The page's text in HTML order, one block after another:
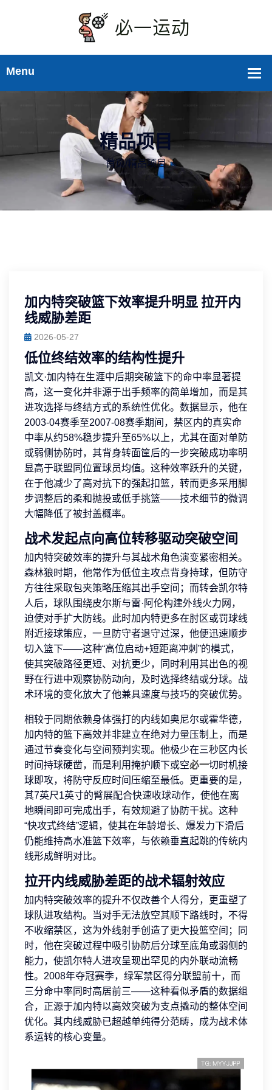
精品项目
首页/精品项目
加内特突破篮下效率提升明显 拉开内
线威胁差距
2026-05-27
低位终结效率的结构性提升
凯文·加内特在生涯中后期突破篮下的命中率显著提
高，这一变化并非源于出手频率的简单增加，而是其
进攻选择与终结方式的系统性优化。数据显示，他在
2003-04赛季至2007-08赛季期间，禁区内的真实命
中率从约58%稳步提升至65%以上，尤其在面对单防
或弱侧协防时，其背身转面筐后的一步突破成功率明
显高于联盟同位置球员均值。这种效率跃升的关键，
在于他减少了高对抗下的强起扣篮，转而更多采用脚
步调整后的柔和抛投或低手挑篮——技术细节的微调
大幅降低了被封盖概率。
战术发起点向高位转移驱动突破空间
加内特突破效率的提升与其战术角色演变紧密相关。
森林狼时期，他常作为低位主攻点背身持球，但防守
方往往采取包夹策略压缩其出手空间；而转会凯尔特
人后，球队围绕皮尔斯与雷·阿伦构建外线火力网，
迫使对手扩大防线。此时加内特更多在肘区或罚球线
附近接球策应，一旦防守者退守过深，他便迅速顺步
切入篮下——这种“高位启动+短距离冲刺”的模式，
使其突破路径更短、对抗更少，同时利用其出色的视
野在行进中观察协防动向，及时选择终结或分球。战
术环境的变化放大了他兼具速度与技巧的突破优势。
相较于同期依赖身体强打的内线如奥尼尔或霍华德，
加内特的篮下高效并非建立在绝对力量压制上，而是
通过节奏变化与空间预判实现。他极少在三秒区内长
时间持球硬凿，而是利用掩护顺下或空必一切时机接
球即攻，将防守反应时间压缩至最低。更重要的是，
其7英尺1英寸的臂展配合快速收球动作，使他在离
地瞬间即可完成出手，有效规避了协防干扰。这种
“快攻式终结”逻辑，使其在年龄增长、爆发力下滑后
仍能维持高水准篮下效率，与依赖垂直起跳的传统内
线形成鲜明对比。
拉开内线威胁差距的战术辐射效应
加内特突破效率的提升不仅改善个人得分，更重塑了
球队进攻结构。当对手无法放空其顺下路线时，不得
不收缩禁区，这为外线射手创造了更大投篮空间；同
时，他在突破过程中吸引协防后分球至底角或弱侧的
能力，使凯尔特人进攻呈现出罕见的内外联动流畅
性。2008年夺冠赛季，绿军禁区得分联盟前十，而
三分命中率同时高居前三——这种看似矛盾的数据组
合，正源于加内特以高效突破为支点撬动的整体空间
优化。其内线威胁已超越单纯得分范畴，成为战术体
系运转的核心变量。